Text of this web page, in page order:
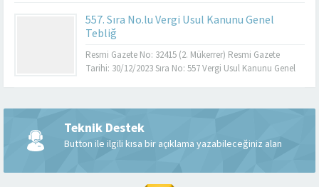
557. Sıra No.lu Vergi Usul Kanunu Genel
Tebliğ
Resmi Gazete No: 32415 (2. Mükerrer) Resmi Gazete
Tarihi: 30/12/2023 Sıra No: 557 Vergi Usul Kanunu Genel
bakılmaksızın 1/7/2024 tarihine kadar YN ÖKC’ler ile
değiştirilmesi zorunluluğu, YN ÖKC kullanan mükelleflere
1/7/2024 tarihine kadar banka vb. kuruluşlar ile üye iş
yeri...
Teknik Destek
Button ile ilgili kısa bir açıklama yazabileceğiniz alan
Müşteri Temsilcisi